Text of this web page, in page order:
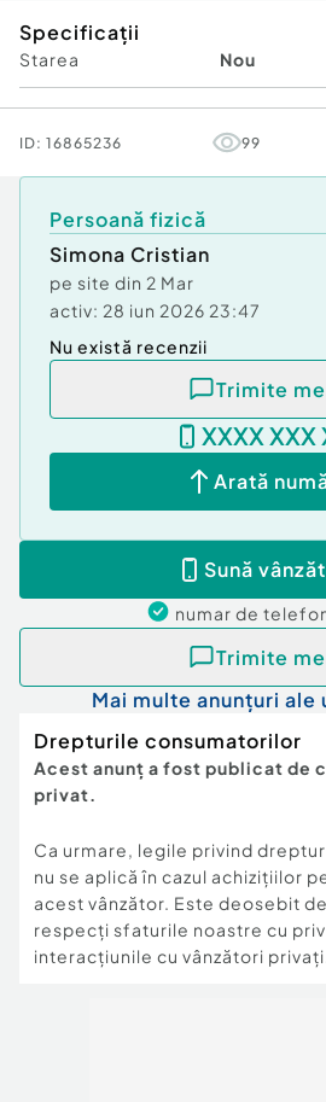
Specificații
Starea Nou
ID: 16865236 99
Persoană fizică
Simona Cristian
pe site din 2 Mar
activ: 28 iun 2026 23:47
Nu există recenzii
Trimite
XXXX XXX
Arată
Sună
numar de
Trimite
Mai multe anunțuri
Drepturile consumatorilor
Acest anunț a fost publicat de
privat.
Ca urmare, legile privind
nu se aplică în cazul achizițiilor
acest vânzător. Este deosebit
respecți sfaturile noastre cu
interacțiunile cu vânzători